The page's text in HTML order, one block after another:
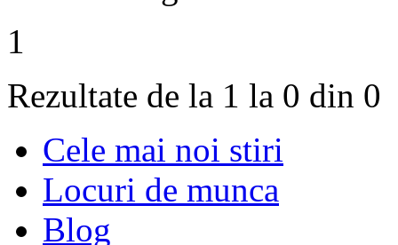
1
Rezultate de la 1 la 0 din 0
Cele mai noi stiri
Locuri de munca
Blog